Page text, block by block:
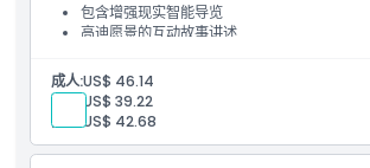
包含增强现实智能导览
高迪愿景的互动故事讲述
成人:US$ 46.14
孩子: US$ 39.22
高级: US$ 42.68